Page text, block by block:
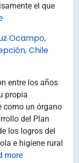
el que
Ocampo,
Chile
entre los años
propia
como un órgano
del Plan
los logros del
e higiene rural
more